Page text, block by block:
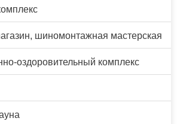
шиномонтажная мастерская
оздоровительный комплекс